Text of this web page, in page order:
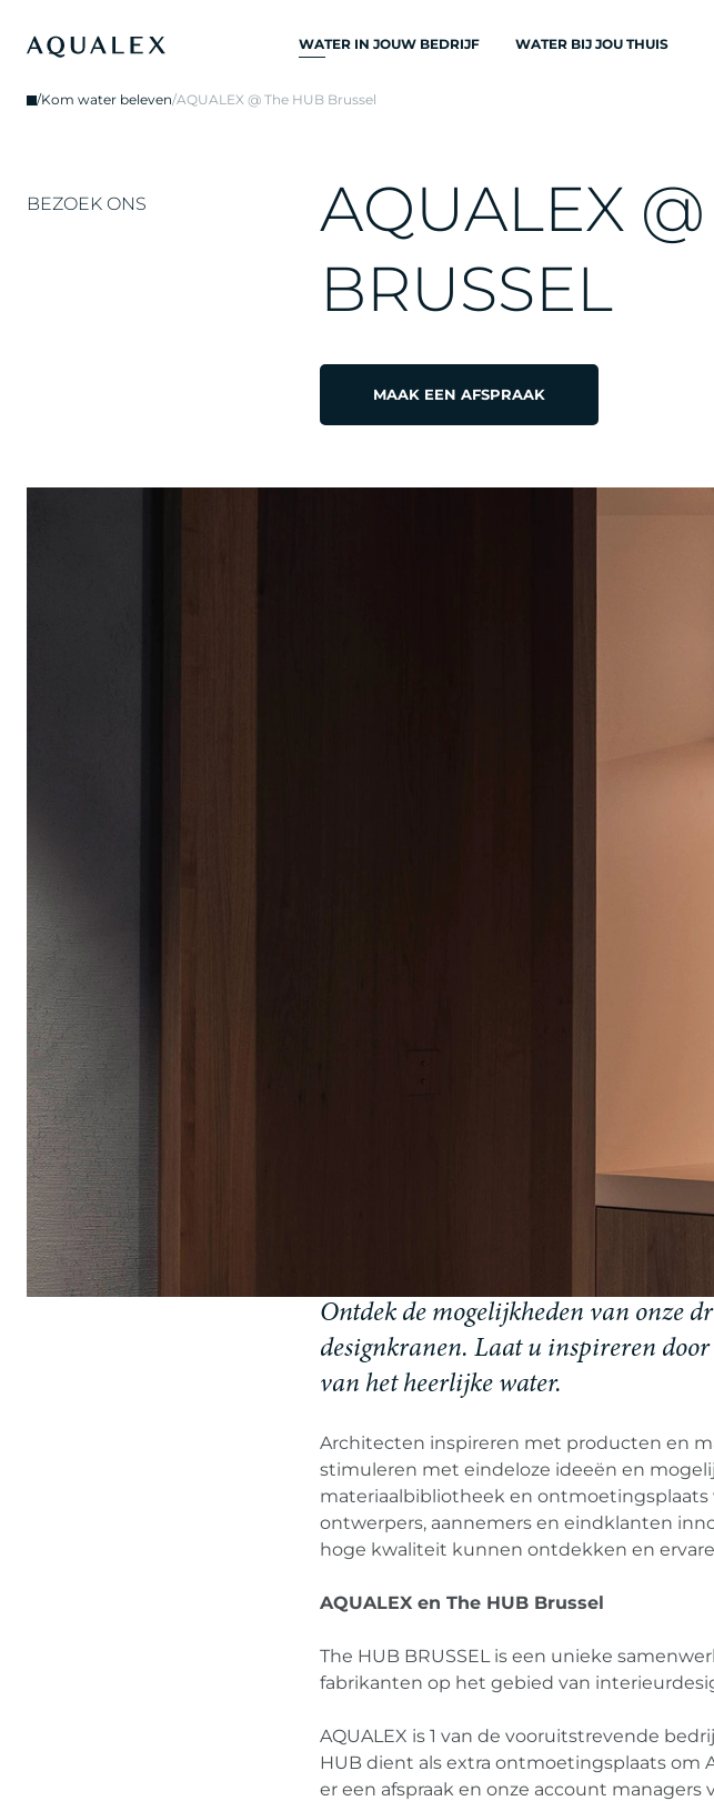
WATER IN JOUW BEDRIJF
ALLE
DRINKWATERSYSTEMEN
KEUKENKRANEN
WATERKOELERS
WATERDISPENSERS
WATERFILTER
WATER BIJ JOU THUIS
/Kom water beleven/AQUALEX @ The HUB Brussel
BEZOEK ONS AQUALEX @
BRUSSEL
MAAK EEN AFSPRAAK
Ontdek de mogelijkheden van onze
designkranen. Laat u inspireren
van het heerlijke water.
Architecten inspireren met producten en
stimuleren met eindeloze ideeën en
materiaalbibliotheek en ontmoetingsplaats
ontwerpers, aannemers en eindklanten
hoge kwaliteit kunnen ontdekken en
AQUALEX en The HUB Brussel
The HUB BRUSSEL is een unieke
fabrikanten op het gebied van
AQUALEX is 1 van de vooruitstrevende
HUB dient als extra ontmoetingsplaats om
er een afspraak en onze account managers